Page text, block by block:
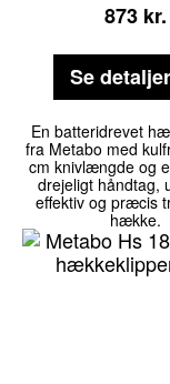
873 kr.
Se detaljer
En batteridrevet
fra Metabo med
cm knivlængde og
drejeligt håndtag,
effektiv og præcis
hække.